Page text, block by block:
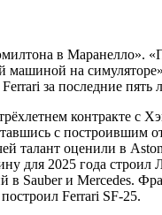
в Маранелло».
машиной на
за последние пять
контракте с
с построившим
талант оценили в
для 2025 года строил
в Sauber и Mercedes.
Ferrari SF-25.